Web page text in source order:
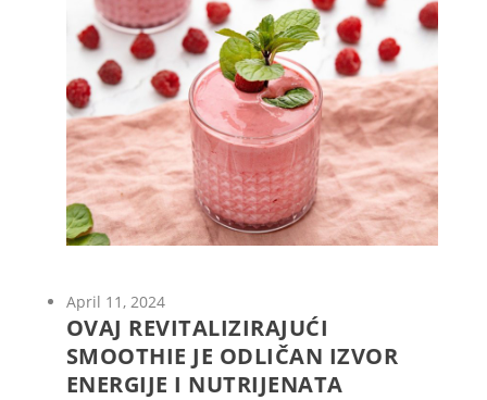
April 11, 2024
OVAJ REVITALIZIRAJUĆI
SMOOTHIE JE ODLIČAN IZVOR
ENERGIJE I NUTRIJENATA